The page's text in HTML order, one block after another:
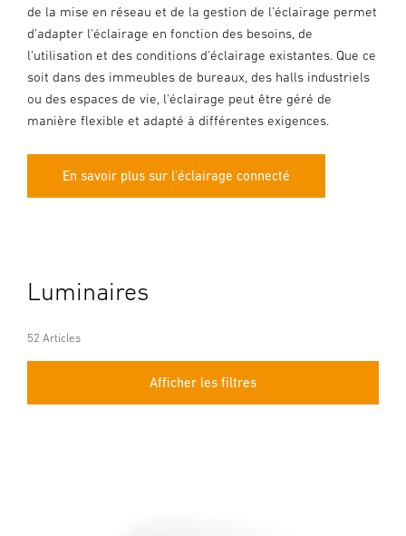
de la mise en réseau et de la gestion de l'éclairage permet
d'adapter l'éclairage en fonction des besoins, de
l'utilisation et des conditions d'éclairage existantes. Que ce
soit dans des immeubles de bureaux, des halls industriels
ou des espaces de vie, l'éclairage peut être géré de
manière flexible et adapté à différentes exigences.
En savoir plus sur l'éclairage connecté
Luminaires
52 Articles
Afficher les filtres